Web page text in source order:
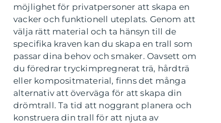
möjlighet för privatpersoner att skapa en
vacker och funktionell uteplats. Genom att
välja rätt material och ta hänsyn till de
specifika kraven kan du skapa en trall som
passar dina behov och smaker. Oavsett om
du föredrar tryckimpregnerat trä, hårdträ
eller kompositmaterial, finns det många
alternativ att överväga för att skapa din
drömtrall. Ta tid att noggrant planera och
konstruera din trall för att njuta av